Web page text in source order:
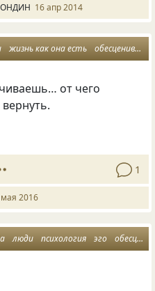
16 апр 2014
жизнь как она есть обесценивание
от чего
1
2016
люди психология эго обесценивание